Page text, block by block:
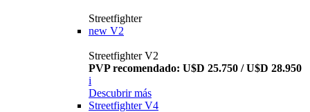
Streetfighter
new V2
Streetfighter V2
PVP recomendado: U$D 25.750 / U$D 28.950
i
Descubrir más
Streetfighter V4